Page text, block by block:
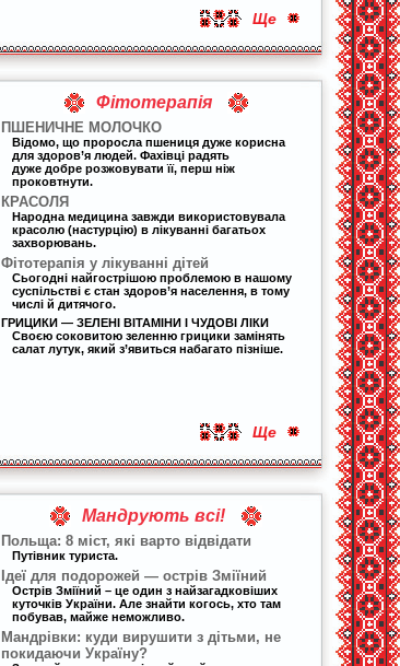
Ще
Фітотерапія
ПШЕНИЧНЕ МОЛОЧКО
Відомо, що проросла пшениця дуже корисна
для здоров’я людей. Фахівці радять
дуже добре розжовувати її, перш ніж
проковтнути.
КРАСОЛЯ
Народна медицина завжди використовувала
красолю (настурцію) в лікуванні багатьох
захворювань.
Фітотерапія у лікуванні дітей
Сьогодні найгострішою проблемою в нашому
суспільстві є стан здоров’я населення, в тому
числі й дитячого.
ГРИЦИКИ — ЗЕЛЕНІ ВІТАМІНИ І ЧУДОВІ ЛІКИ
Своєю соковитою зеленню грицики замінять
салат лутук, який з’явиться набагато пізніше.
Ще
Мандрують всі!
Польща: 8 міст, які варто відвідати
Путівник туриста.
Ідеї для подорожей — острів Зміїний
Острів Зміїний – це один з найзагадковіших
куточків України. Але знайти когось, хто там
побував, майже неможливо.
Мандрівки: куди вирушити з дітьми, не
покидаючи Україну?